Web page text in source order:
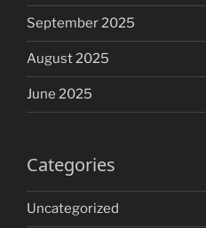
September 2025
August 2025
June 2025
Categories
Uncategorized